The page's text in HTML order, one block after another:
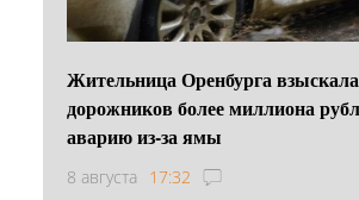
Жительница Оренбурга
дорожников более миллиона
аварию из-за ямы
8 августа 17:32